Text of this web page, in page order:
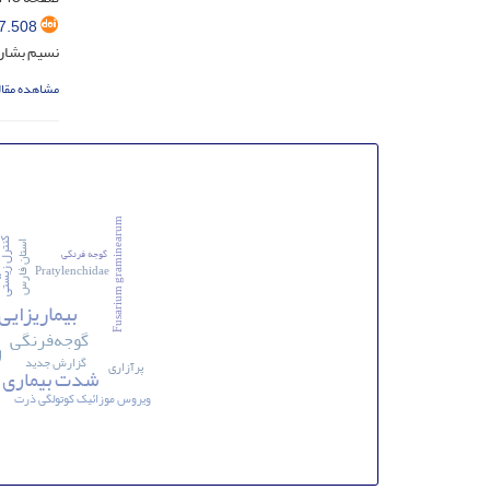
نسیم
مشاهده
شدت بیماری
گوجه‌فرنگی
گزارش جدید
استان فارس
ویروس موزائیک کوتولگی ذرت
PratylenchidaeFusarium graminearum
پرآزاری
گوجه فرنگی